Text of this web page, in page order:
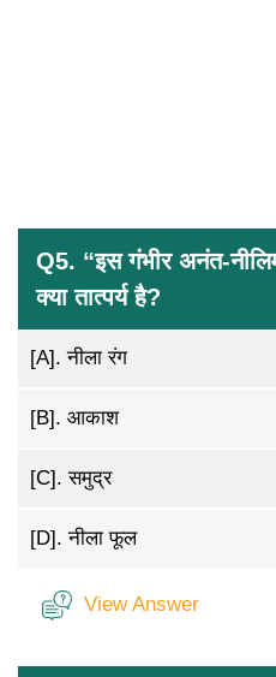
Q5. “इस गंभीर अनंत-
क्या तात्पर्य है?
[A].नीला रंग
[B]. आकाश
[C].समुद्र
[D].नीला फूल
View Answer